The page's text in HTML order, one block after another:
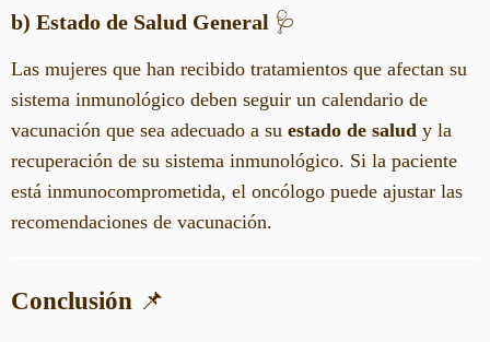
b) Estado de Salud General 🩺
Las mujeres que han recibido tratamientos que afectan su
sistema inmunológico deben seguir un calendario de
vacunación que sea adecuado a su estado de salud y la
recuperación de su sistema inmunológico. Si la paciente
está inmunocomprometida, el oncólogo puede ajustar las
recomendaciones de vacunación.
Conclusión 📌